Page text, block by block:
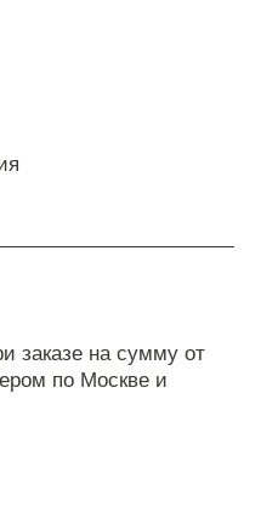
заказе на сумму от
по Москве и